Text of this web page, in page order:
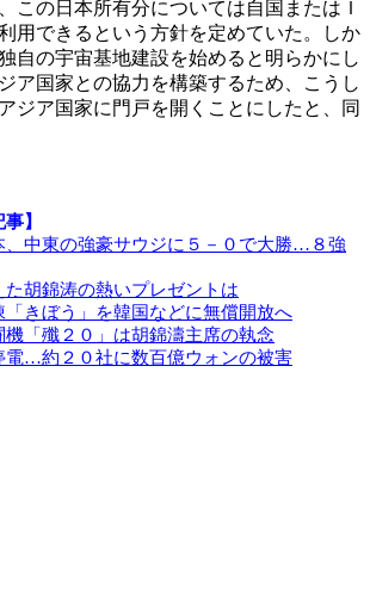
この日本所有分については自国またはＩ
用できるという方針を定めていた。しか
自の宇宙基地建設を始めると明らかにし
ア国家との協力を構築するため、こうし
ジア国家に門戸を開くことにしたと、同
】
、中東の強豪サウジに５－０で大勝…８強
た胡錦涛の熱いプレゼントは
「きぼう」を韓国などに無償開放へ
機「殲２０」は胡錦濤主席の執念
電…約２０社に数百億ウォンの被害